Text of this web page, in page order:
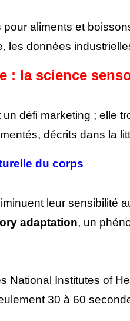
aliments et
données
: la science
défi marketing ; elle
décrits dans la
du corps
leur sensibilité
adaptation, un
National Institutes of
30 à 60